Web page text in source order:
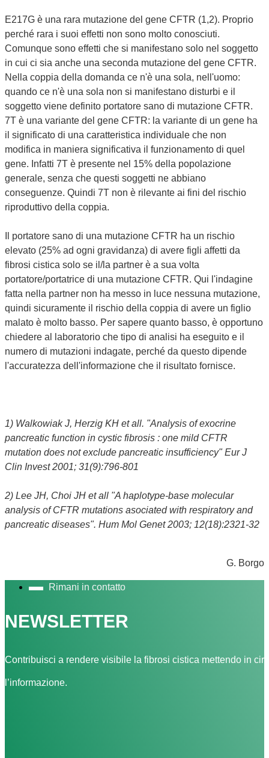
E217G è una rara mutazione del gene CFTR (1,2). Proprio
perché rara i suoi effetti non sono molto conosciuti.
Comunque sono effetti che si manifestano solo nel soggetto
in cui ci sia anche una seconda mutazione del gene CFTR.
Nella coppia della domanda ce n'è una sola, nell'uomo:
quando ce n'è una sola non si manifestano disturbi e il
soggetto viene definito portatore sano di mutazione CFTR.
7T è una variante del gene CFTR: la variante di un gene ha
il significato di una caratteristica individuale che non
modifica in maniera significativa il funzionamento di quel
gene. Infatti 7T è presente nel 15% della popolazione
generale, senza che questi soggetti ne abbiano
conseguenze. Quindi 7T non è rilevante ai fini del rischio
riproduttivo della coppia.
Il portatore sano di una mutazione CFTR ha un rischio
elevato (25% ad ogni gravidanza) di avere figli affetti da
fibrosi cistica solo se il/la partner è a sua volta
portatore/portatrice di una mutazione CFTR. Qui l'indagine
fatta nella partner non ha messo in luce nessuna mutazione,
quindi sicuramente il rischio della coppia di avere un figlio
malato è molto basso. Per sapere quanto basso, è opportuno
chiedere al laboratorio che tipo di analisi ha eseguito e il
numero di mutazioni indagate, perché da questo dipende
l'accuratezza dell'informazione che il risultato fornisce.
1) Walkowiak J, Herzig KH et all. "Analysis of exocrine
pancreatic function in cystic fibrosis : one mild CFTR
mutation does not exclude pancreatic insufficiency" Eur J
Clin Invest 2001; 31(9):796-801
2) Lee JH, Choi JH et all "A haplotype-base molecular
analysis of CFTR mutations asociated with respiratory and
pancreatic diseases". Hum Mol Genet 2003; 12(18):2321-32
G. Borgo
Rimani in contatto
NEWSLETTER
Contribuisci a rendere visibile la fibrosi cistica mettendo in
l’informazione.